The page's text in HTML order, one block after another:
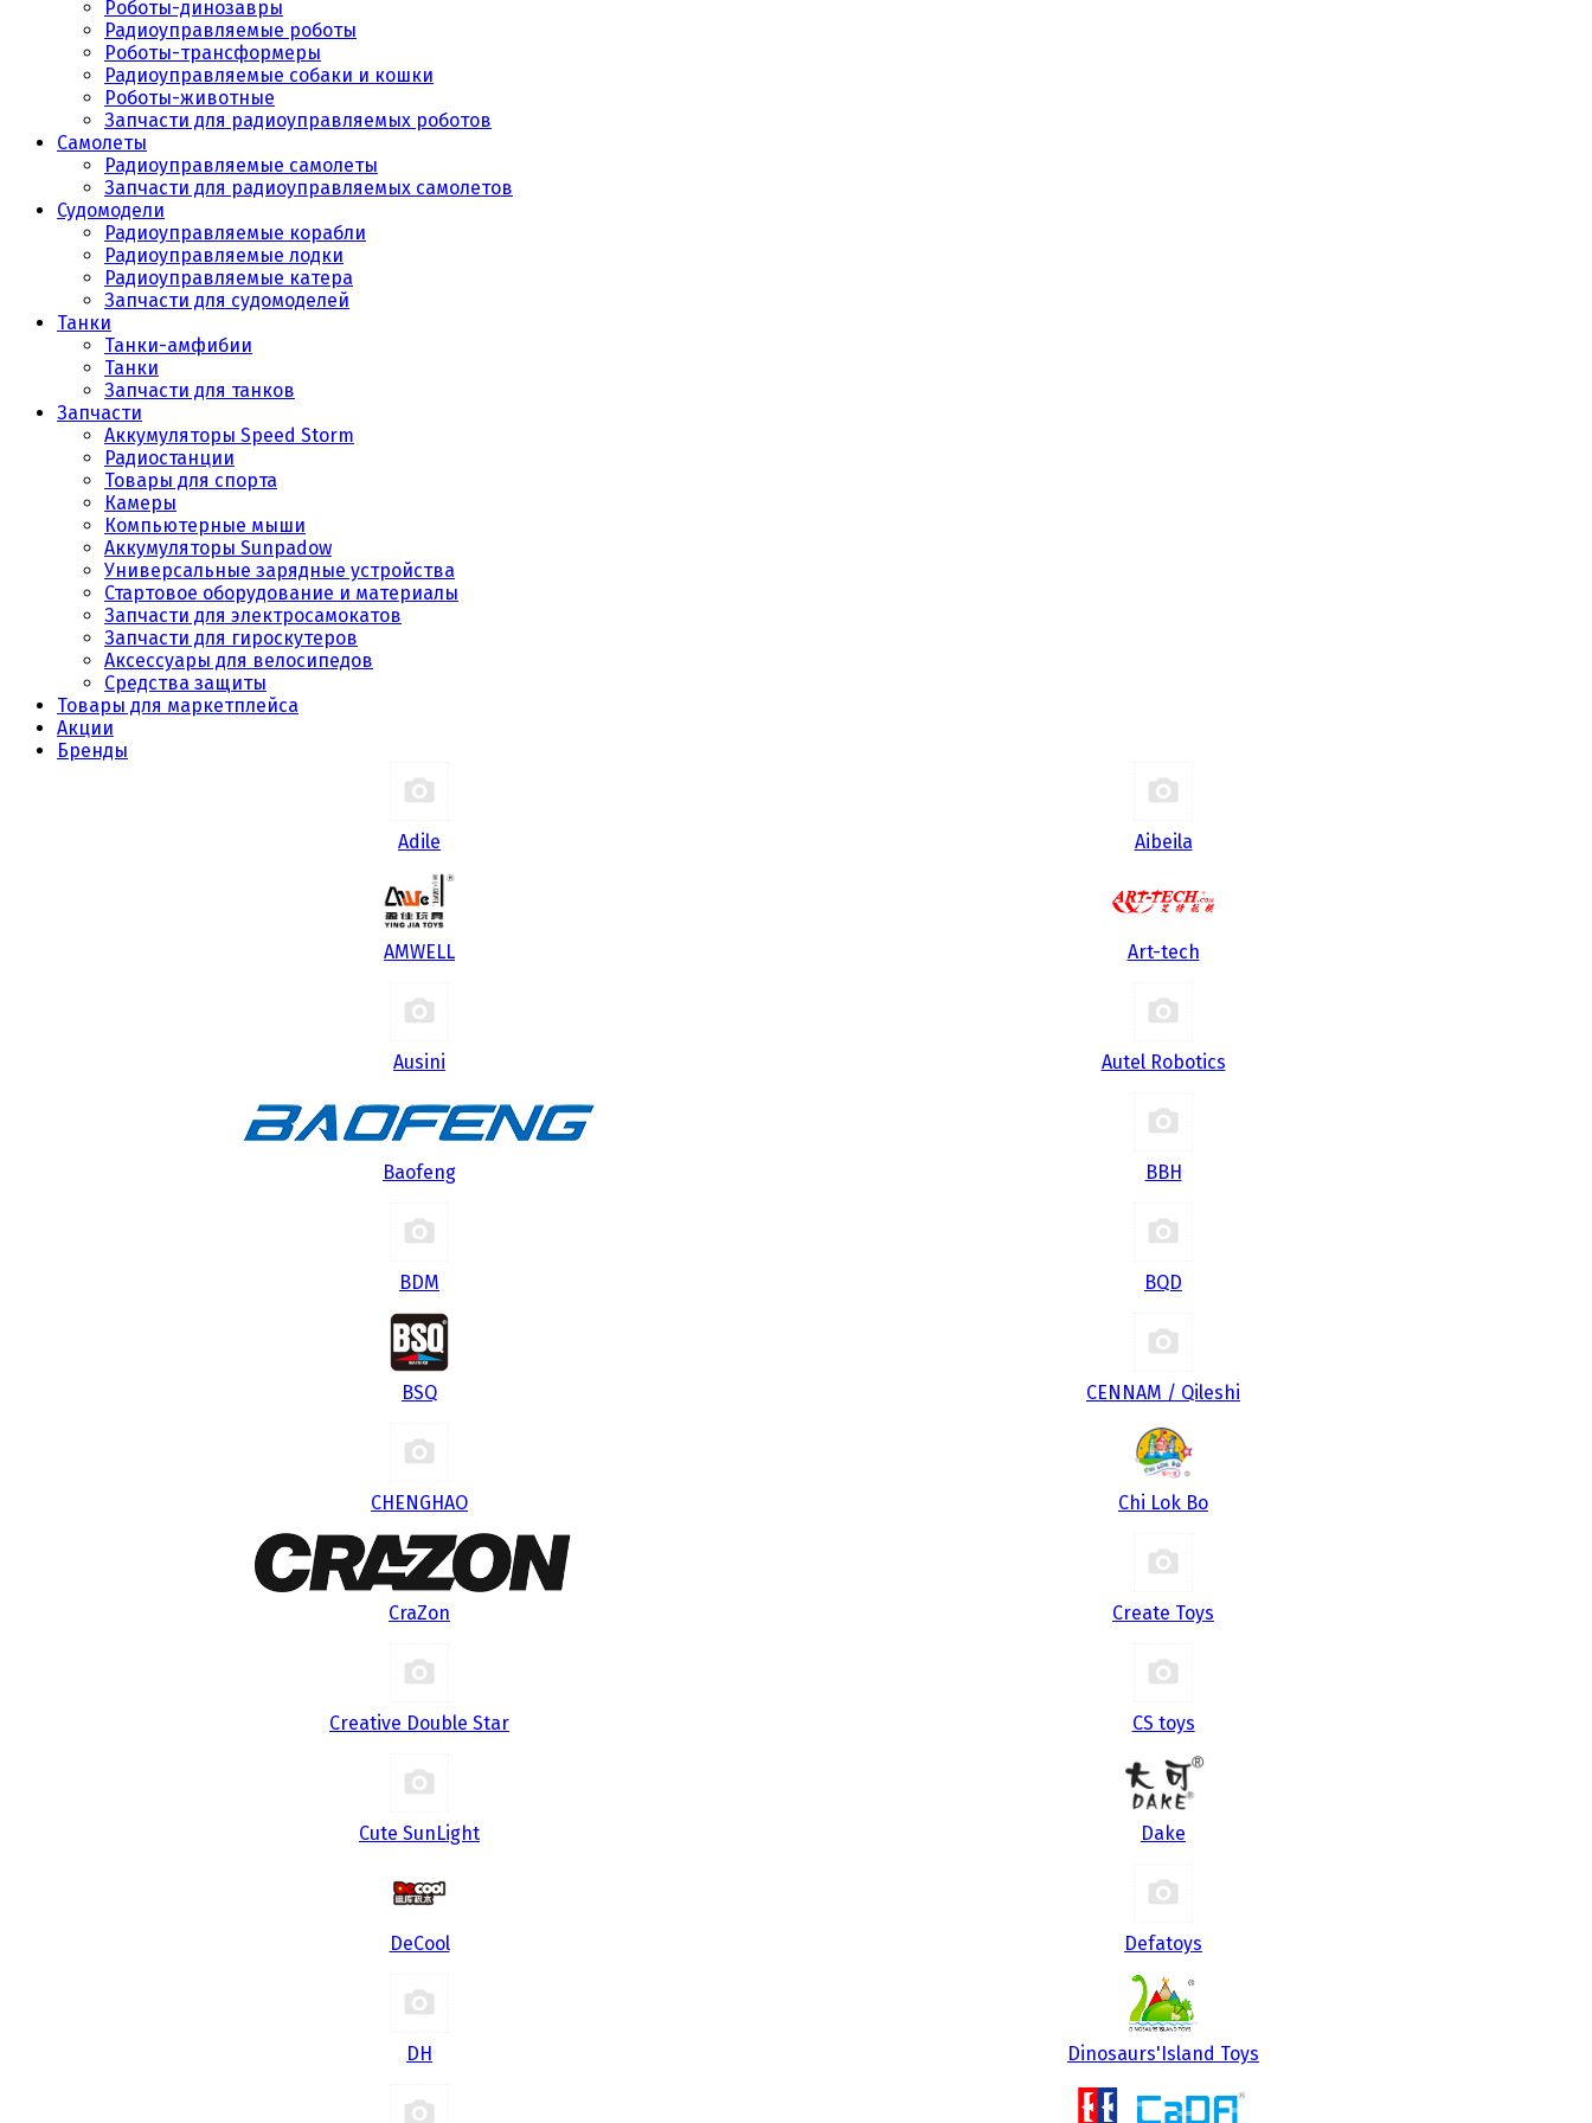
Роботы-динозавры
Радиоуправляемые роботы
Роботы-трансформеры
Радиоуправляемые собаки и кошки
Роботы-животные
Запчасти для радиоуправляемых роботов
Самолеты
Радиоуправляемые самолеты
Запчасти для радиоуправляемых самолетов
Судомодели
Радиоуправляемые корабли
Радиоуправляемые лодки
Радиоуправляемые катера
Запчасти для судомоделей
Танки
Танки-амфибии
Танки
Запчасти для танков
Запчасти
Аккумуляторы Speed Storm
Радиостанции
Товары для спорта
Камеры
Компьютерные мыши
Аккумуляторы Sunpadow
Универсальные зарядные устройства
Стартовое оборудование и материалы
Запчасти для электросамокатов
Запчасти для гироскутеров
Аксессуары для велосипедов
Средства защиты
Товары для маркетплейса
Акции
Бренды
Adile Aibeila
AMWELL Art-tech
Ausini Autel Robotics
Baofeng BBH
BDM BQD
BSQ CENNAM / Qileshi
CHENGHAO Chi Lok Bo
CraZon Create Toys
Creative Double Star CS toys
Cute SunLight Dake
DeCool Defatoys
DH Dinosaurs'Island Toys